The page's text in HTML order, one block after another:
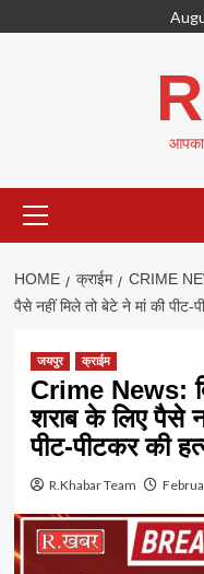
to
आपका
Menu
HOME क्राईम
CRIME
पैसे नहीं मिले तो बेटे ने मां की पीट-
जयपुर क्राईम
Crime News:
शराब के लिए पैसे
पीट-पीटकर की
R.Khabar Team